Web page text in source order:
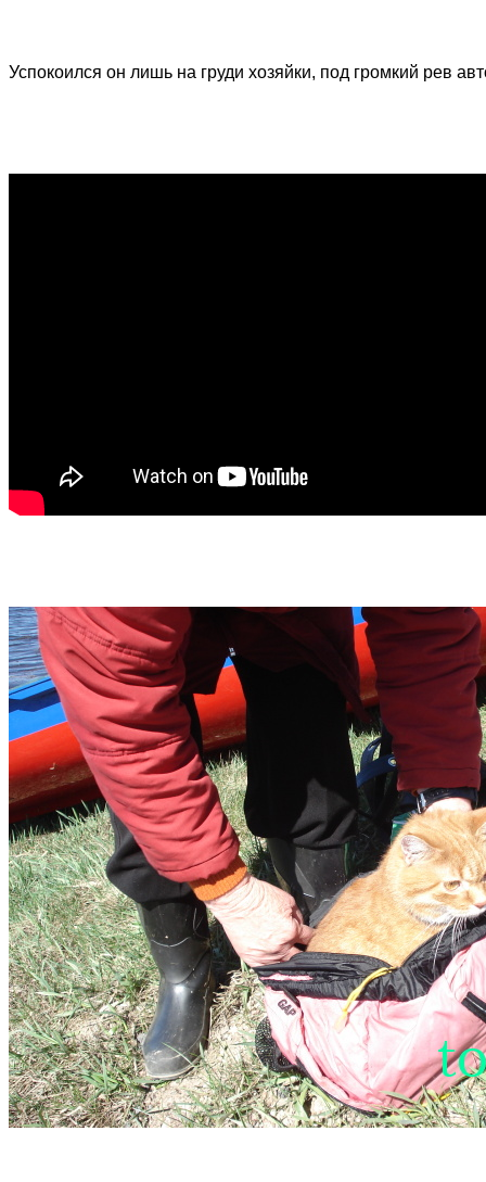
Успокоился он лишь на груди хозяйки, под громкий рев